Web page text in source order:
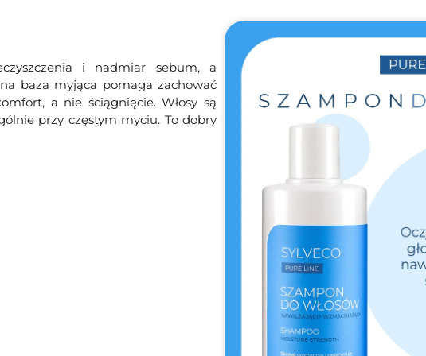
i nadmiar sebum, a
baza myjąca pomaga zachować
a nie ściągnięcie. Włosy są
przy częstym myciu. To dobry